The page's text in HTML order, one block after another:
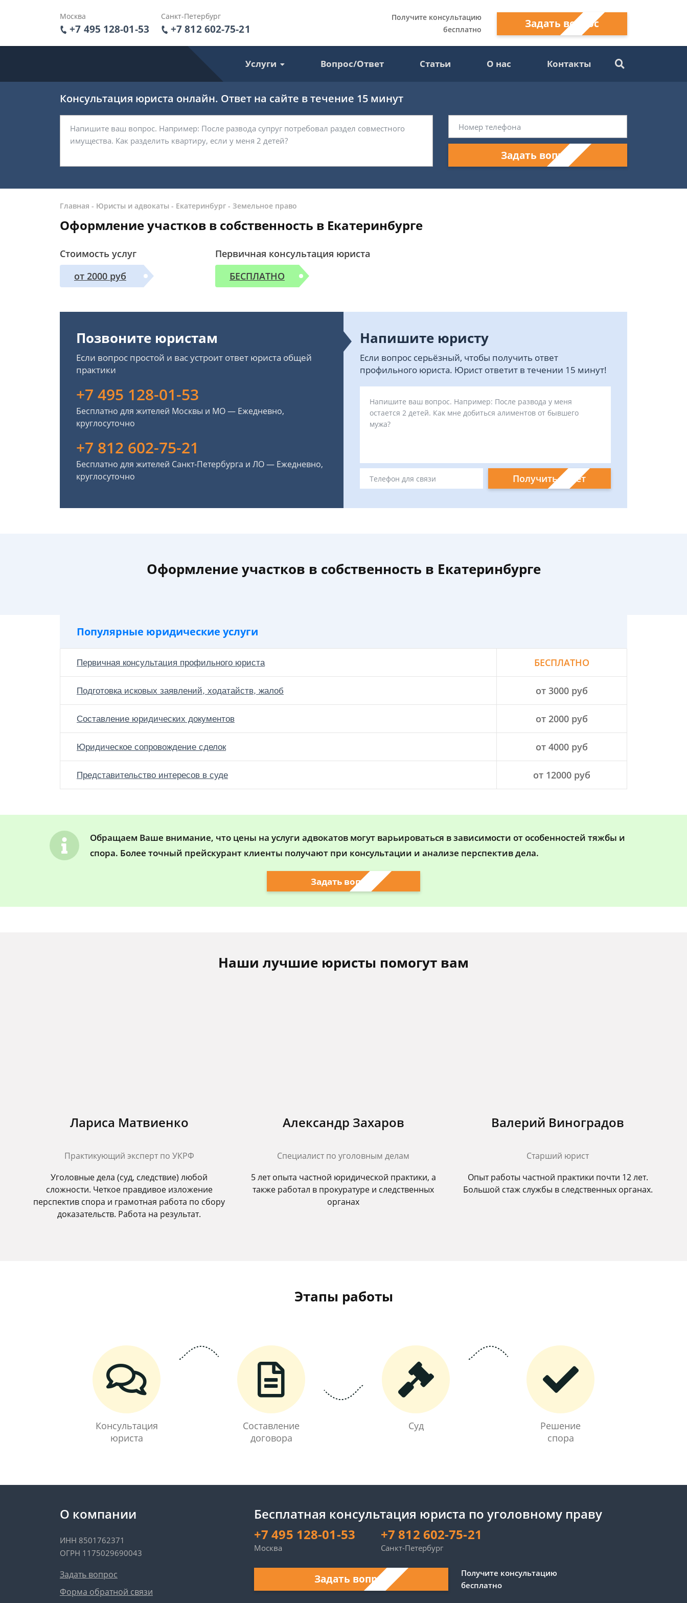
Москва
+7 495 128-01-53
Санкт-Петербург
+7 812 602-75-21
Получите консультацию
бесплатно
Задать вопрос
Услуги Вопрос/Ответ Статьи О нас Контакты
Консультация юриста онлайн. Ответ на сайте в течение 15 минут
Задать вопрос
Главная - Юристы и адвокаты - Екатеринбург - Земельное право
Оформление участков в собственность в Екатеринбурге
Стоимость услуг
от 2000 руб
Первичная консультация юриста
БЕСПЛАТНО
Позвоните юристам
Если вопрос простой и вас устроит ответ юриста общей
практики
+7 495 128-01-53
Бесплатно для жителей Москвы и МО — Ежедневно,
круглосуточно
+7 812 602-75-21
Бесплатно для жителей Санкт-Петербурга и ЛО — Ежедневно,
круглосуточно
Напишите юристу
Если вопрос серьёзный, чтобы получить ответ
профильного юриста. Юрист ответит в течении 15 минут!
Получить ответ
Оформление участков в собственность в Екатеринбурге
Популярные юридические услуги
Первичная консультация профильного юриста БЕСПЛАТНО
Подготовка исковых заявлений, ходатайств, жалоб от 3000 руб
Составление юридических документов от 2000 руб
Юридическое сопровождение сделок от 4000 руб
Представительство интересов в суде от 12000 руб
Обращаем Ваше внимание, что цены на услуги адвокатов могут варьироваться в зависимости от особенностей тяжбы и
спора. Более точный прейскурант клиенты получают при консультации и анализе перспектив дела.
Задать вопрос
Наши лучшие юристы помогут вам
Лариса Матвиенко
Практикующий эксперт по УКРФ
Уголовные дела (суд, следствие) любой
сложности. Четкое правдивое изложение
перспектив спора и грамотная работа по сбору
доказательств. Работа на результат.
Александр Захаров
Специалист по уголовным делам
5 лет опыта частной юридической практики, а
также работал в прокуратуре и следственных
органах
Валерий Виноградов
Старший юрист
Опыт работы частной практики почти 12 лет.
Большой стаж службы в следственных органах.
Этапы работы
Консультация
юриста
Составление
договора
Суд
Решение
спора
О компании
ИНН 8501762371
ОГРН 1175029690043
Задать вопрос
Форма обратной связи
Бесплатная консультация юриста по уголовному праву
+7 495 128-01-53
Москва
+7 812 602-75-21
Санкт-Петербург
Задать вопрос
Получите консультацию
бесплатно
Здравствуйте! Я дежурный
юрист-консультант сайта,